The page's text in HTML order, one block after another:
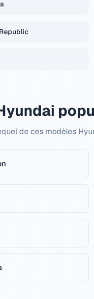
de ces modèles